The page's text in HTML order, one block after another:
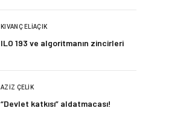
KIVANÇ ELIAÇIK
ILO 193 ve algoritmanın zincirleri
AZIZ ÇELIK
“Devlet katkısı” aldatmacası!